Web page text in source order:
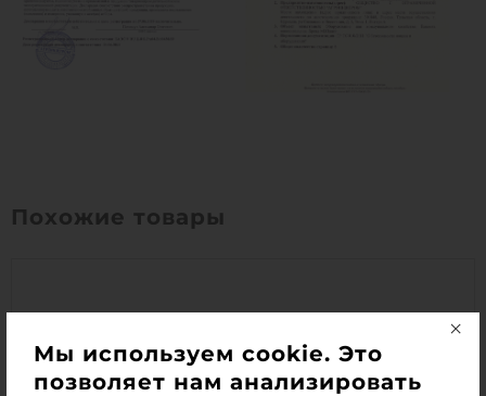
Похожие товары
Мы используем cookie. Это
позволяет нам анализировать